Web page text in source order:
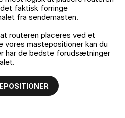
faktisk forringe
fra sendemasten.
routeren placeres ved et
vores mastepositioner kan du
har de bedste forudsætninger